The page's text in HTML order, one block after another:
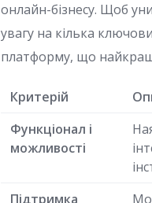
онлайн-бізнесу. Щоб
увагу на кілька
платформу, що
Критерій
Функціонал і
можливості
Підтримка